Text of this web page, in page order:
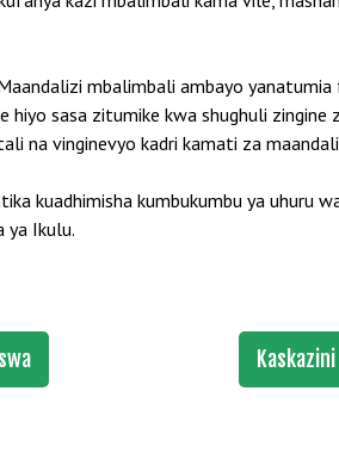
mbalimbali ambayo
sasa zitumike kwa shughuli zingine
na vinginevyo kadri kamati za
kuadhimisha kumbukumbu ya uhuru
ya Ikulu.